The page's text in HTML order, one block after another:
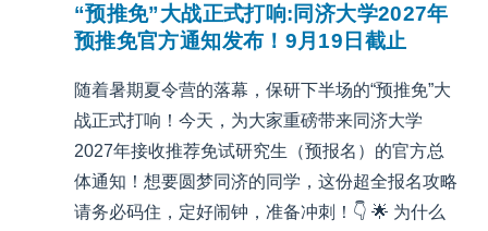
“预推免”大战正式打响:同济大学2027年
预推免官方通知发布！9月19日截止
随着暑期夏令营的落幕，保研下半场的“预推免”大
战正式打响！今天，为大家重磅带来同济大学
2027年接收推荐免试研究生（预报名）的官方总
体通知！想要圆梦同济的同学，这份超全报名攻略
请务必码住，定好闹钟，准备冲刺！👇 🌟 为什么